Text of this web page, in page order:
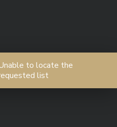
to locate the
list